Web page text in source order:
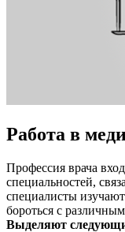
Работа в
Профессия врача
специальностей,
специалисты
бороться с
Выделяют